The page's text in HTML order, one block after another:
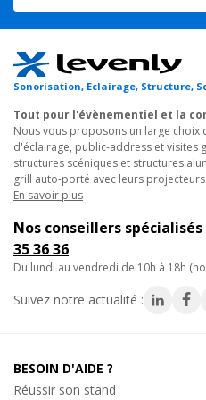
séminaires. Un système sonore
commerciaux
accessible pour les clubs et
Sa modularité permet de
de chaque événement ou
système de sonorisation
puissance et praticité. Son
légers facilitent le transport et
idéal pour les professionnels en
En résumé, l'iLINE 2040S C1
puissance, qualité sonore et
2 x Caisson
Réf. 17228
Prix unitaire :
En savoir plus
1 x
Prix unitaire :
En savoir plus
Sonorisation, Eclairage, Structure,
Tout pour l'évènementiel et la
Nous vous proposons un large
d'éclairage, public-address et visites
structures scéniques et structures
grill auto-porté avec leurs
En savoir plus
Nos conseillers
35 36 36
du lundi au vendredi de 10h à 18h
Suivez notre actualité :
BESOIN D'AIDE ?
Réussir son stand